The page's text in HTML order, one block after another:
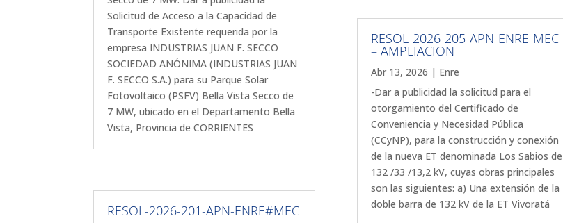
Solicitud de Acceso a la Capacidad de
Transporte Existente requerida por la
empresa INDUSTRIAS JUAN F. SECCO
SOCIEDAD ANÓNIMA (INDUSTRIAS JUAN
F. SECCO S.A.) para su Parque Solar
Fotovoltaico (PSFV) Bella Vista Secco de
7 MW, ubicado en el Departamento Bella
Vista, Provincia de CORRIENTES
RESOL-2026-201-APN-ENRE#MEC
RESOL-2026-205-APN-ENRE-MEC
– AMPLIACION
Abr 13, 2026 | Enre
-Dar a publicidad la solicitud para el
otorgamiento del Certificado de
Conveniencia y Necesidad Pública
(CCyNP), para la construcción y conexión
de la nueva ET denominada Los Sabios de
132 /33 /13,2 kV, cuyas obras principales
son las siguientes: a) Una extensión de la
doble barra de 132 kV de la ET Vivoratá